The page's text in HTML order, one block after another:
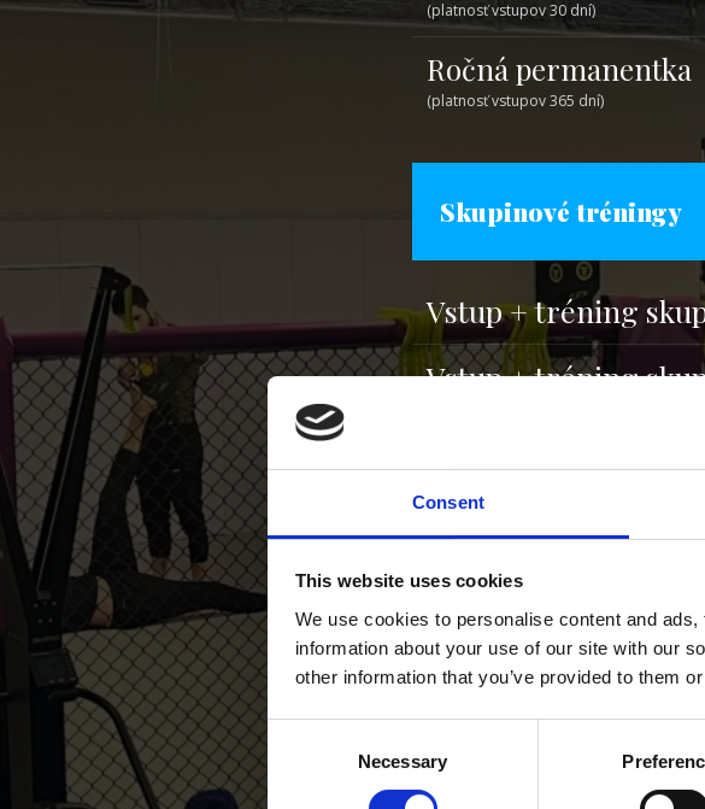
Consent
This website uses cookies
We use cookies to personalise content and
information about your use of our site with our
other information that you’ve provided to them
Necessary
(platnosť vstupov 30 dní)
Ročná permanentka
(platnosť vstupov 365 dní)
Skupinové tréningy
Vstup + tréning
Vstup + tréning
Vstup + tréning
Vstup + tréning
Cena za 3-4 člennú rodinu
UVEDENÁ CENA
Permanentky na